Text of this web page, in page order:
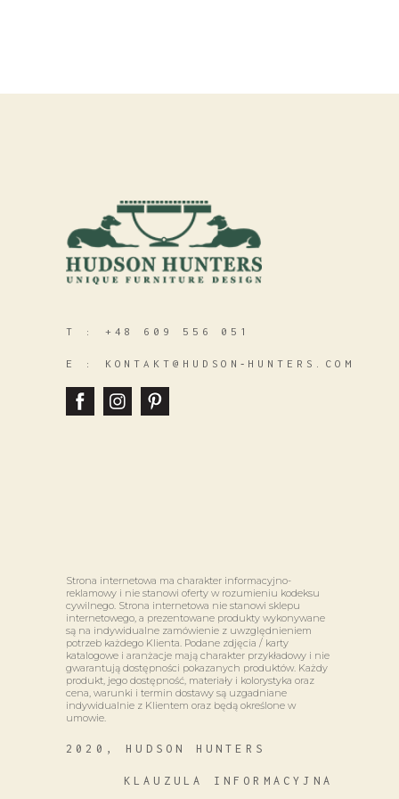
T : +48 609 556 051
E : KONTAKT@HUDSON‑HUNTERS.COM
Strona internetowa ma charakter informacyjno-
reklamowy i nie stanowi oferty w rozumieniu kodeksu
cywilnego. Strona internetowa nie stanowi sklepu
internetowego, a prezentowane produkty wykonywane
są na indywidualne zamówienie z uwzględnieniem
potrzeb każdego Klienta. Podane zdjęcia / karty
katalogowe i aranżacje mają charakter przykładowy i nie
gwarantują dostępności pokazanych produktów. Każdy
produkt, jego dostępność, materiały i kolorystyka oraz
cena, warunki i termin dostawy są uzgadniane
indywidualnie z Klientem oraz będą określone w
umowie.
2020, HUDSON HUNTERS
KLAUZULA INFORMACYJNA